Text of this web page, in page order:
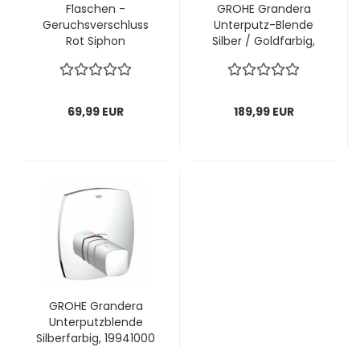
Flaschen -
Geruchsverschluss
Rot Siphon
69,99 EUR
GROHE Grandera
Unterputz-Blende
Silber / Goldfarbig,
189,99 EUR
GROHE Grandera
Unterputzblende
Silberfarbig, 19941000